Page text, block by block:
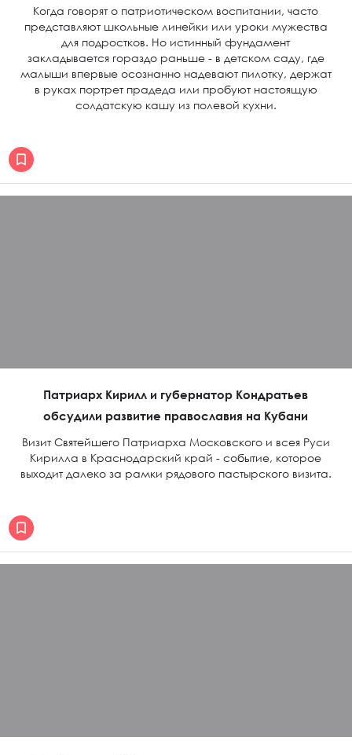
Когда говорят о патриотическом воспитании, часто
представляют школьные линейки или уроки мужества
для подростков. Но истинный фундамент
закладывается гораздо раньше - в детском саду, где
малыши впервые осознанно надевают пилотку, держат
в руках портрет прадеда или пробуют настоящую
солдатскую кашу из полевой кухни.
Патриарх Кирилл и губернатор Кондратьев
обсудили развитие православия на Кубани
Визит Святейшего Патриарха Московского и всея Руси
Кирилла в Краснодарский край - событие, которое
выходит далеко за рамки рядового пастырского визита.